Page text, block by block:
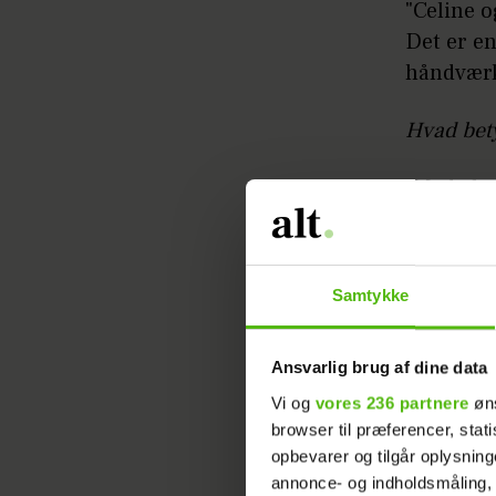
Samtykke
Ansvarlig brug af dine data
Vi og vores 236 partnere
browser til præferencer,
opbevarer og tilgår
annonce- og
"Celine
Det er
Hvad
"Mode
Hvem
Vogue,
simpelt